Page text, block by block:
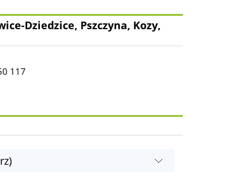
Dziedzice, Pszczyna, Kozy,
117